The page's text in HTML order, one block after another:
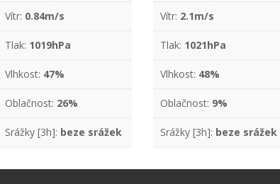
Vítr: 0.84m/s
Tlak: 1019hPa
Vlhkost: 47%
Oblačnost: 26%
Srážky [3h]: beze srážek
Vítr: 2.1m/s
Tlak: 1021hPa
Vlhkost: 48%
Oblačnost: 9%
Srážky [3h]: beze srážek